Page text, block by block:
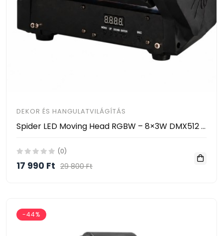
DEKOR ÉS HANGULATVILÁGÍTÁS
Spider LED Moving Head RGBW – 8×3W DMX512 Zenevezérelt LED Színpadi Fény HAYAMI KL25-120
(0)
17 990 Ft 29 800 Ft
-44%